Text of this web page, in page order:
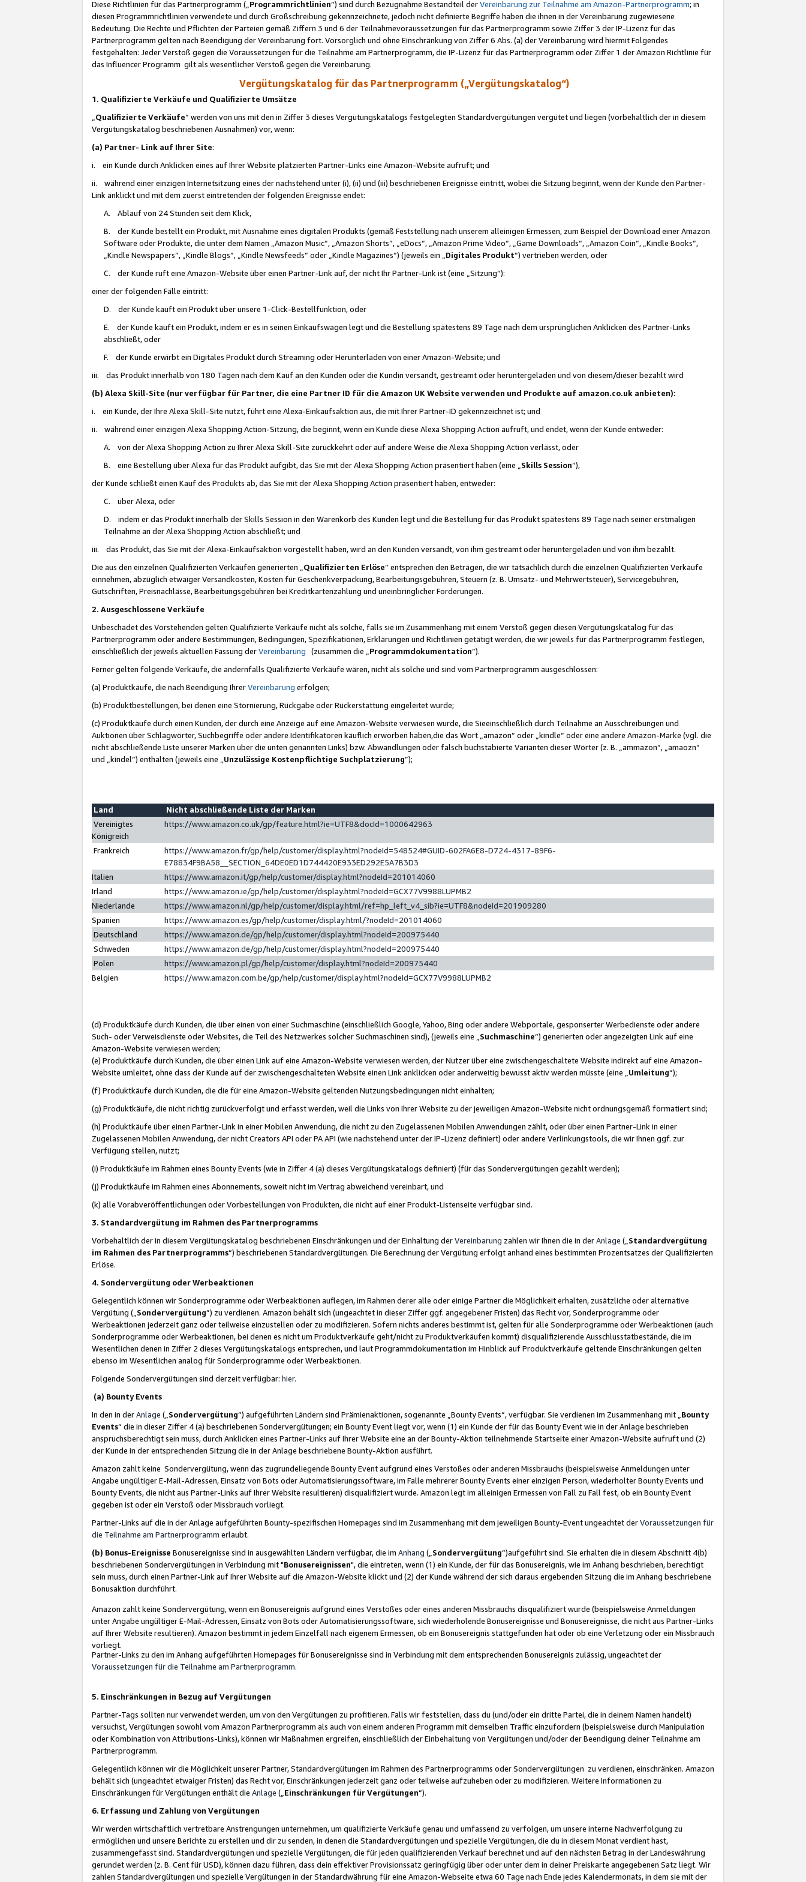
Diese Richtlinien für das Partnerprogramm („Programmrichtlinien“) sind durch Bezugnahme Bestandteil derVereinbarung zur Teilnahme am Amazon-Partnerprogramm; in
diesen Programmrichtlinien verwendete und durch Großschreibung gekennzeichnete, jedoch nicht definierte Begriffe haben die ihnen in der Vereinbarung zugewiesene
Bedeutung. Die Rechte und Pflichten der Parteien gemäß Ziffern 3 und 6 der Teilnahmevoraussetzungen für das Partnerprogramm sowie Ziffer 3 der IP-Lizenz für das
Partnerprogramm gelten nach Beendigung der Vereinbarung fort. Vorsorglich und ohne Einschränkung von Ziffer 6 Abs. (a) der Vereinbarung wird hiermit Folgendes
festgehalten: Jeder Verstoß gegen die Voraussetzungen für die Teilnahme am Partnerprogramm, die IP-Lizenz für das Partnerprogramm oder Ziffer 1 der Amazon Richtlinie für
das Influencer Programm gilt als wesentlicher Verstoß gegen die Vereinbarung.
Vergütungskatalog für das Partnerprogramm („Vergütungskatalog“)
1. Qualifizierte Verkäufe und Qualifizierte Umsätze
Qualifizierte Verkäufe“ werden von uns mit den in Ziffer 3 dieses Vergütungskatalogs festgelegten Standardvergütungen vergütet und liegen (vorbehaltlich der in diesem
Vergütungskatalog beschriebenen Ausnahmen) vor, wenn:
(a) Partner- Link auf Ihrer Site:
i. ein Kunde durch Anklicken eines auf Ihrer Website platzierten Partner-Links eine Amazon-Website aufruft; und
ii. während einer einzigen Internetsitzung eines der nachstehend unter (i), (ii) und (iii) beschriebenen Ereignisse eintritt, wobei die Sitzung beginnt, wenn der Kunde den Partner-
Link anklickt und mit dem zuerst eintretenden der folgenden Ereignisse endet:
A. Ablauf von 24 Stunden seit dem Klick,
B. der Kunde bestellt ein Produkt, mit Ausnahme eines digitalen Produkts (gemäß Feststellung nach unserem alleinigen Ermessen, zum Beispiel der Download einer Amazon
Software oder Produkte, die unter dem Namen „Amazon Music“, „Amazon Shorts“, „eDocs“, „Amazon Prime Video“, „Game Downloads“, „Amazon Coin“, „Kindle Books“,
„Kindle Newspapers“, „Kindle Blogs“, „Kindle Newsfeeds“ oder „Kindle Magazines“) (jeweils ein „ Digitales Produkt“) vertrieben werden, oder
C. der Kunde ruft eine Amazon-Website über einen Partner-Link auf, der nicht Ihr Partner-Link ist (eine „Sitzung“):
einer der folgenden Fälle eintritt:
D. der Kunde kauft ein Produkt über unsere 1-Click-Bestellfunktion, oder
E. der Kunde kauft ein Produkt, indem er es in seinen Einkaufswagen legt und die Bestellung spätestens 89 Tage nach dem ursprünglichen Anklicken des Partner-Links
abschließt, oder
F. der Kunde erwirbt ein Digitales Produkt durch Streaming oder Herunterladen von einer Amazon-Website; und
iii. das Produkt innerhalb von 180 Tagen nach dem Kauf an den Kunden oder die Kundin versandt, gestreamt oder heruntergeladen und von diesem/dieser bezahlt wird
(b) Alexa Skill-Site (nur verfügbar für Partner, die eine Partner ID für die Amazon UK Website verwenden und Produkte auf amazon.co.uk anbieten):
i. ein Kunde, der Ihre Alexa Skill-Site nutzt, führt eine Alexa-Einkaufsaktion aus, die mit Ihrer Partner-ID gekennzeichnet ist; und
ii. während einer einzigen Alexa Shopping Action-Sitzung, die beginnt, wenn ein Kunde diese Alexa Shopping Action aufruft, und endet, wenn der Kunde entweder:
A. von der Alexa Shopping Action zu Ihrer Alexa Skill-Site zurückkehrt oder auf andere Weise die Alexa Shopping Action verlässt, oder
B. eine Bestellung über Alexa für das Produkt aufgibt, das Sie mit der Alexa Shopping Action präsentiert haben (eine „ Skills Session“),
der Kunde schließt einen Kauf des Produkts ab, das Sie mit der Alexa Shopping Action präsentiert haben, entweder:
C. über Alexa, oder
D. indem er das Produkt innerhalb der Skills Session in den Warenkorb des Kunden legt und die Bestellung für das Produkt spätestens 89 Tage nach seiner erstmaligen
Teilnahme an der Alexa Shopping Action abschließt; und
iii. das Produkt, das Sie mit der Alexa-Einkaufsaktion vorgestellt haben, wird an den Kunden versandt, von ihm gestreamt oder heruntergeladen und von ihm bezahlt.
Die aus den einzelnen Qualifizierten Verkäufen generierten „ Qualifizierten Erlöse“ entsprechen den Beträgen, die wir tatsächlich durch die einzelnen Qualifizierten Verkäufe
einnehmen, abzüglich etwaiger Versandkosten, Kosten für Geschenkverpackung, Bearbeitungsgebühren, Steuern (z. B. Umsatz- und Mehrwertsteuer), Servicegebühren,
Gutschriften, Preisnachlässe, Bearbeitungsgebühren bei Kreditkartenzahlung und uneinbringlicher Forderungen.
2. Ausgeschlossene Verkäufe
Unbeschadet des Vorstehenden gelten Qualifizierte Verkäufe nicht als solche, falls sie im Zusammenhang mit einem Verstoß gegen diesen Vergütungskatalog für das
Partnerprogramm oder andere Bestimmungen, Bedingungen, Spezifikationen, Erklärungen und Richtlinien getätigt werden, die wir jeweils für das Partnerprogramm festlegen,
einschließlich der jeweils aktuellen Fassung derVereinbarung (zusammen die „ Programmdokumentation“).
Ferner gelten folgende Verkäufe, die andernfalls Qualifizierte Verkäufe wären, nicht als solche und sind vom Partnerprogramm ausgeschlossen:
(a) Produktkäufe, die nach Beendigung IhrerVereinbarung erfolgen;
(b) Produktbestellungen, bei denen eine Stornierung, Rückgabe oder Rückerstattung eingeleitet wurde;
(c) Produktkäufe durch einen Kunden, der durch eine Anzeige auf eine Amazon-Website verwiesen wurde, die Sieeinschließlich durch Teilnahme an Ausschreibungen und
Auktionen über Schlagwörter, Suchbegriffe oder andere Identifikatoren käuflich erworben haben,die das Wort „amazon“ oder „kindle“ oder eine andere Amazon-Marke (vgl. die
nicht abschließende Liste unserer Marken über die unten genannten Links) bzw. Abwandlungen oder falsch buchstabierte Varianten dieser Wörter (z. B. „ammazon“, „amaozn“
und „kindel“) enthalten (jeweils eine „ Unzulässige Kostenpflichtige Suchplatzierung”);
Land
Nicht abschließende Liste der Marken
Vereinigtes
Königreich
https://www.amazon.co.uk/gp/feature.html?ie=UTF8&docId=1000642963
Frankreich
https://www.amazon.fr/gp/help/customer/display.html?nodeId=548524#GUID-602FA6E8-D724-4317-89F6-
E78834F9BA58__SECTION_64DE0ED1D744420E933ED292E5A7B3D3
Italien
https://www.amazon.it/gp/help/customer/display.html?nodeId=201014060
Irland
https://www.amazon.ie/gp/help/customer/display.html?nodeId=GCX77V9988LUPMB2
Niederlande
https://www.amazon.nl/gp/help/customer/display.html/ref=hp_left_v4_sib?ie=UTF8&nodeId=201909280
Spanien
https://www.amazon.es/gp/help/customer/display.html/?nodeId=201014060
Deutschland
https://www.amazon.de/gp/help/customer/display.html?nodeId=200975440
Schweden
https://www.amazon.de/gp/help/customer/display.html?nodeId=200975440
Polen
https://www.amazon.pl/gp/help/customer/display.html?nodeId=200975440
Belgien
https://www.amazon.com.be/gp/help/customer/display.html?nodeId=GCX77V9988LUPMB2
(d) Produktkäufe durch Kunden, die über einen von einer Suchmaschine (einschließlich Google, Yahoo, Bing oder andere Webportale, gesponserter Werbedienste oder andere
Such- oder Verweisdienste oder Websites, die Teil des Netzwerkes solcher Suchmaschinen sind), (jeweils eine „ Suchmaschine“) generierten oder angezeigten Link auf eine
Amazon-Website verwiesen werden;
(e) Produktkäufe durch Kunden, die über einen Link auf eine Amazon-Website verwiesen werden, der Nutzer über eine zwischengeschaltete Website indirekt auf eine Amazon-
Website umleitet, ohne dass der Kunde auf der zwischengeschalteten Website einen Link anklicken oder anderweitig bewusst aktiv werden müsste (eine „ Umleitung“);
(f) Produktkäufe durch Kunden, die die für eine Amazon-Website geltenden Nutzungsbedingungen nicht einhalten;
(g) Produktkäufe, die nicht richtig zurückverfolgt und erfasst werden, weil die Links von Ihrer Website zu der jeweiligen Amazon-Website nicht ordnungsgemäß formatiert sind;
(h) Produktkäufe über einen Partner-Link in einer Mobilen Anwendung, die nicht zu den Zugelassenen Mobilen Anwendungen zählt, oder über einen Partner-Link in einer
Zugelassenen Mobilen Anwendung, der nicht Creators API oder PA API (wie nachstehend unter der IP-Lizenz definiert) oder andere Verlinkungstools, die wir Ihnen ggf. zur
Verfügung stellen, nutzt;
(i) Produktkäufe im Rahmen eines Bounty Events (wie in Ziffer 4 (a) dieses Vergütungskatalogs definiert) (für das Sondervergütungen gezahlt werden);
(j) Produktkäufe im Rahmen eines Abonnements, soweit nicht im Vertrag abweichend vereinbart, und
(k) alle Vorabveröffentlichungen oder Vorbestellungen von Produkten, die nicht auf einer Produkt-Listenseite verfügbar sind.
3. Standardvergütung im Rahmen des Partnerprogramms
Vorbehaltlich der in diesem Vergütungskatalog beschriebenen Einschränkungen und der Einhaltung derVereinbarung zahlen wir Ihnen die in derAnlage („ Standardvergütung
im Rahmen des Partnerprogramms“) beschriebenen Standardvergütungen. Die Berechnung der Vergütung erfolgt anhand eines bestimmten Prozentsatzes der Qualifizierten
Erlöse.
4. Sondervergütung oder Werbeaktionen
Gelegentlich können wir Sonderprogramme oder Werbeaktionen auflegen, im Rahmen derer alle oder einige Partner die Möglichkeit erhalten, zusätzliche oder alternative
Vergütung („ Sondervergütung”) zu verdienen. Amazon behält sich (ungeachtet in dieser Ziffer ggf. angegebener Fristen) das Recht vor, Sonderprogramme oder
Werbeaktionen jederzeit ganz oder teilweise einzustellen oder zu modifizieren. Sofern nichts anderes bestimmt ist, gelten für alle Sonderprogramme oder Werbeaktionen (auch
Sonderprogramme oder Werbeaktionen, bei denen es nicht um Produktverkäufe geht/nicht zu Produktverkäufen kommt) disqualifizierende Ausschlusstatbestände, die im
Wesentlichen denen in Ziffer 2 dieses Vergütungskatalogs entsprechen, und laut Programmdokumentation im Hinblick auf Produktverkäufe geltende Einschränkungen gelten
ebenso im Wesentlichen analog für Sonderprogramme oder Werbeaktionen.
Folgende Sondervergütungen sind derzeit verfügbar: hier.
(a) Bounty Events
In den in derAnlage („ Sondervergütung“) aufgeführten Ländern sind Prämienaktionen, sogenannte „Bounty Events“, verfügbar. Sie verdienen im Zusammenhang mit „ Bounty
Events“ die in dieser Ziffer 4 (a) beschriebenen Sondervergütungen; ein Bounty Event liegt vor, wenn (1) ein Kunde der für das Bounty Event wie in der Anlage beschrieben
anspruchsberechtigt sein muss, durch Anklicken eines Partner-Links auf Ihrer Website eine an der Bounty-Aktion teilnehmende Startseite einer Amazon-Website aufruft und (2)
der Kunde in der entsprechenden Sitzung die in der Anlage beschriebene Bounty-Aktion ausführt.
Amazon zahlt keine Sondervergütung, wenn das zugrundeliegende Bounty Event aufgrund eines Verstoßes oder anderen Missbrauchs (beispielsweise Anmeldungen unter
Angabe ungültiger E-Mail-Adressen, Einsatz von Bots oder Automatisierungssoftware, im Falle mehrerer Bounty Events einer einzigen Person, wiederholter Bounty Events und
Bounty Events, die nicht aus Partner-Links auf Ihrer Website resultieren) disqualifiziert wurde. Amazon legt im alleinigen Ermessen von Fall zu Fall fest, ob ein Bounty Event
gegeben ist oder ein Verstoß oder Missbrauch vorliegt.
Partner-Links auf die in der Anlage aufgeführten Bounty-spezifischen Homepages sind im Zusammenhang mit dem jeweiligen Bounty-Event ungeachtet derVoraussetzungen für
die Teilnahme am Partnerprogramm erlaubt.
(b) Bonus-Ereignisse Bonusereignisse sind in ausgewählten Ländern verfügbar, die im Anhang („ Sondervergütung“)aufgeführt sind. Sie erhalten die in diesem Abschnitt 4(b)
beschriebenen Sondervergütungen in Verbindung mit "Bonusereignissen", die eintreten, wenn (1) ein Kunde, der für das Bonusereignis, wie im Anhang beschrieben, berechtigt
sein muss, durch einen Partner-Link auf Ihrer Website auf die Amazon-Website klickt und (2) der Kunde während der sich daraus ergebenden Sitzung die im Anhang beschriebene
Bonusaktion durchführt.
Amazon zahlt keine Sondervergütung, wenn ein Bonusereignis aufgrund eines Verstoßes oder eines anderen Missbrauchs disqualifiziert wurde (beispielsweise Anmeldungen
unter Angabe ungültiger E-Mail-Adressen, Einsatz von Bots oder Automatisierungssoftware, sich wiederholende Bonusereignisse und Bonusereignisse, die nicht aus Partner-Links
auf Ihrer Website resultieren). Amazon bestimmt in jedem Einzelfall nach eigenem Ermessen, ob ein Bonusereignis stattgefunden hat oder ob eine Verletzung oder ein Missbrauch
vorliegt.
Partner-Links zu den im Anhang aufgeführten Homepages für Bonusereignisse sind in Verbindung mit dem entsprechenden Bonusereignis zulässig, ungeachtet der
Voraussetzungen für die Teilnahme am Partnerprogramm.
5. Einschränkungen in Bezug auf Vergütungen
Partner-Tags sollten nur verwendet werden, um von den Vergütungen zu profitieren. Falls wir feststellen, dass du (und/oder ein dritte Partei, die in deinem Namen handelt)
versuchst, Vergütungen sowohl vom Amazon Partnerprogramm als auch von einem anderen Programm mit demselben Traffic einzufordern (beispielsweise durch Manipulation
oder Kombination von Attributions-Links), können wir Maßnahmen ergreifen, einschließlich der Einbehaltung von Vergütungen und/oder der Beendigung deiner Teilnahme am
Partnerprogramm.
Gelegentlich können wir die Möglichkeit unserer Partner, Standardvergütungen im Rahmen des Partnerprogramms oder Sondervergütungen zu verdienen, einschränken. Amazon
behält sich (ungeachtet etwaiger Fristen) das Recht vor, Einschränkungen jederzeit ganz oder teilweise aufzuheben oder zu modifizieren. Weitere Informationen zu
Einschränkungen für Vergütungen enthält die Anlage („ Einschränkungen für Vergütungen“).
6. Erfassung und Zahlung von Vergütungen
Wir werden wirtschaftlich vertretbare Anstrengungen unternehmen, um qualifizierte Verkäufe genau und umfassend zu verfolgen, um unsere interne Nachverfolgung zu
ermöglichen und unsere Berichte zu erstellen und dir zu senden, in denen die Standardvergütungen und spezielle Vergütungen, die du in diesem Monat verdient hast,
zusammengefasst sind. Standardvergütungen und spezielle Vergütungen, die für jeden qualifizierenden Verkauf berechnet und auf den nächsten Betrag in der Landeswährung
gerundet werden (z. B. Cent für USD), können dazu führen, dass dein effektiver Provisionssatz geringfügig über oder unter dem in deiner Preiskarte angegebenen Satz liegt. Wir
zahlen Standardvergütungen und spezielle Vergütungen in der Standardwährung für eine Amazon-Webseite etwa 60 Tage nach Ende jedes Kalendermonats, in dem sie mit der